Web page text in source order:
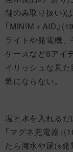
舗のみ取り扱い)
「MINIM＋AID」
ライトや発電機
ケースなど6アイ
イリッシュな見
気にならない。
塩と水を入れる
「マグネ充電器」
たら海水や尿(※